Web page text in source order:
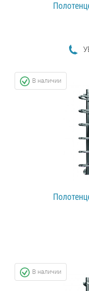
В наличии
В наличии